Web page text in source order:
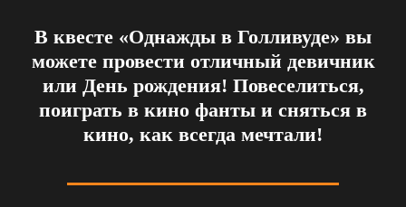
В квесте «Однажды в Голливуде» вы
можете провести отличный девичник
или День рождения! Повеселиться,
поиграть в кино фанты и сняться в
кино, как всегда мечтали!